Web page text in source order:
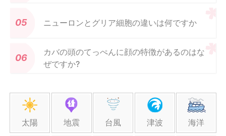
ニューロンとグリア細胞の違いは何ですか
カバの頭のてっぺんに顔の特徴があるのはな
ぜですか?
太陽 地震 台風 津波 海洋